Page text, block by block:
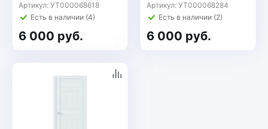
Артикул: УТ000068618
Есть в наличии (4)
6 000 руб.
Артикул: УТ000068284
Есть в наличии (2)
6 000 руб.